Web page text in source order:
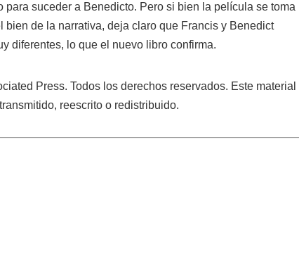
para suceder a Benedicto. Pero si bien la película se toma
bien de la narrativa, deja claro que Francis y Benedict
diferentes, lo que el nuevo libro confirma.
Press. Todos los derechos reservados. Este material
reescrito o redistribuido.